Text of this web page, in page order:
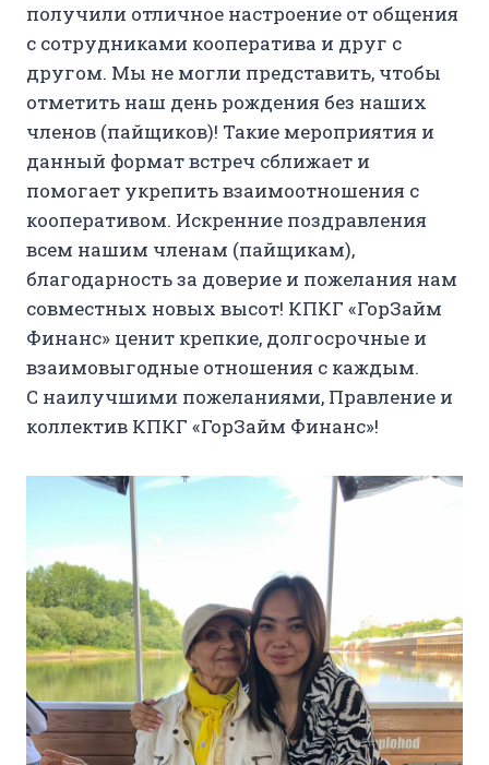
получили отличное настроение от общения
с сотрудниками кооператива и друг с
другом. Мы не могли представить, чтобы
отметить наш день рождения без наших
членов (пайщиков)! Такие мероприятия и
данный формат встреч сближает и
помогает укрепить взаимоотношения с
кооперативом. Искренние поздравления
всем нашим членам (пайщикам),
благодарность за доверие и пожелания нам
совместных новых высот! КПКГ «ГорЗайм
Финанс» ценит крепкие, долгосрочные и
взаимовыгодные отношения с каждым.
С наилучшими пожеланиями, Правление и
коллектив КПКГ «ГорЗайм Финанс»!